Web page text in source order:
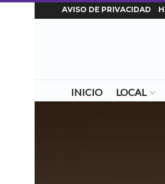
AVISO DE PRIVACIDAD
INICIO LOCAL